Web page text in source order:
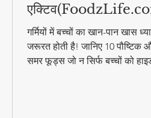
गर्मियों में बच्चों का खान-पान खास
जरूरत होती है! जानिए 10 पौष्टिक
समर फूड्स जो न सिर्फ बच्चों को